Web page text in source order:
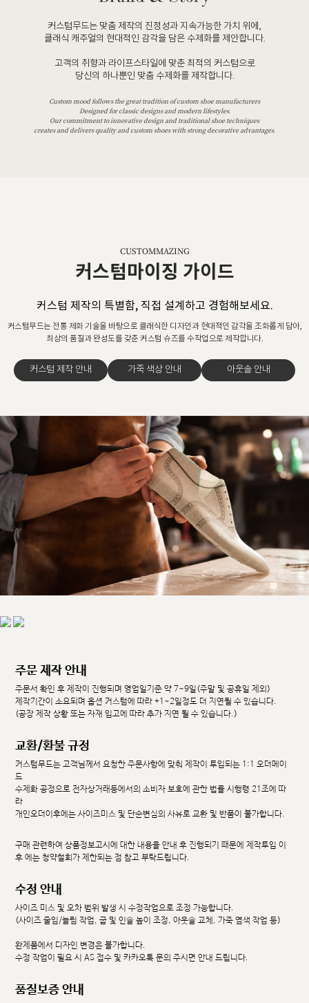
커스텀무드는 맞춤 제작의 진정성과 지속가능한 가치 위에,
클래식 캐주얼의 현대적인 감각을 담은 수제화를 제안합니다.
고객의 취향과 라이프스타일에 맞춘 최적의 커스텀으로
당신의 하나뿐인 맞춤 수제화를 제작합니다.
Custom mood follows the great tradition of custom shoe manufacturers
Designed for classic designs and modern lifestyles.
Our commitment to innovative design and traditional shoe techniques
creates and delivers quality and custom shoes with strong decorative advantages.
CUSTOMMAZING
커스텀마이징 가이드
커스텀 제작의 특별함, 직접 설계하고 경험해보세요.
커스텀무드는 전통 제화 기술을 바탕으로 클래식한 디자인과 현대적인 감각을 조화롭게 담아,
최상의 품질과 완성도를 갖춘 커스텀 슈즈를 수작업으로 제작합니다.
커스텀 제작 안내 가죽 색상 안내 아웃솔 안내
주문 제작 안내
주문서 확인 후 제작이 진행되며 영업일기준 약 7~9일(주말 및 공휴일 제외)
제작기간이 소요되며 옵션 커스텀에 따라 +1~2일정도 더 지연될 수 있습니다.
(공장 제작 상황 또는 자재 입고에 따라 추가 지연 될 수 있습니다.)
교환/환불 규정
커스텀무드는 고객님께서 요청한 주문사항에 맞춰 제작이 투입되는 1:1 오더메이
드
수제화 공정으로 전자상거래등에서의 소비자 보호에 관한 법률 시행령 21조에 따
라
개인오더이후에는 사이즈미스 및 단순변심의 사유로 교환 및 반품이 불가합니다.
구매 관련하여 상품정보고시에 대한 내용을 안내 후 진행되기 때문에 제작투입 이
후 에는 청약철회가 제한되는 점 참고 부탁드립니다.
수정 안내
사이즈 미스 및 오차 범위 발생 시 수정작업으로 조정 가능합니다.
(사이즈 줄임/늘림 작업, 굽 및 인솔 높이 조정, 아웃솔 교체, 가죽 염색 작업 등)
완제품에서 디자인 변경은 불가합니다.
수정 작업이 필요 시 AS 접수 및 카카오톡 문의 주시면 안내 드립니다.
품질보증 안내